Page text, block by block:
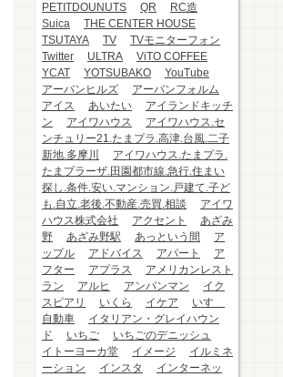
PETITDOUNUTS
QR
RC造
Suica
THE CENTER HOUSE
TSUTAYA
TV
TVモニターフォン
Twitter
ULTRA
ViTO COFFEE
YCAT
YOTSUBAKO
YouTube
アーバンヒルズ
アーバンフォルム
アイス
あいたい
アイランドキッチ
ン
アイワハウス
アイワハウス.セ
ンチュリー21.たまプラ.高津.台風.二子
新地.多摩川
アイワハウス.たまプラ.
たまプラーザ.田園都市線.急行.住まい
探し.条件.安い.マンション.戸建て.子ど
も.自立.老後.不動産.売買.相談
アイワ
ハウス株式会社
アクセント
あざみ
野
あざみ野駅 あっという間
ア
ップル
アドバイス アパート
ア
フター
アプラス
アメリカンレスト
ラン
アルヒ アンパンマン
イク
スピアリ
いくら イケア
いすゞ
自動車
イタリアン・グレイハウン
ド
いちご
いちごのデニッシュ
イトーヨーカ堂
イメージ
イルミネ
ーション
インスタ
インターネッ